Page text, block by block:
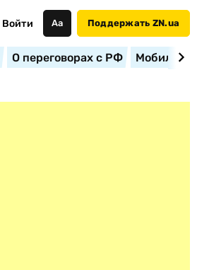
Войти Аа Поддержать ZN.ua
О переговорах с РФ